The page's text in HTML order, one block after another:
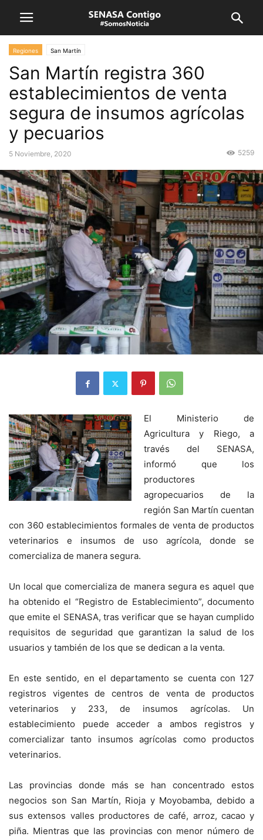
Regiones San Martín
San Martín registra 360
establecimientos de venta
segura de insumos agrícolas
y pecuarios
5 Noviembre, 2020 5259
El Ministerio de
Agricultura y Riego, a
través del SENASA,
informó que los
productores
agropecuarios de la
región San Martín cuentan
con 360 establecimientos formales de venta de productos
veterinarios e insumos de uso agrícola, donde se
comercializa de manera segura.
Un local que comercializa de manera segura es aquel que
ha obtenido el “Registro de Establecimiento”, documento
que emite el SENASA, tras verificar que se hayan cumplido
requisitos de seguridad que garantizan la salud de los
usuarios y también de los que se dedican a la venta.
En este sentido, en el departamento se cuenta con 127
registros vigentes de centros de venta de productos
veterinarios y 233, de insumos agrícolas. Un
establecimiento puede acceder a ambos registros y
comercializar tanto insumos agrícolas como productos
veterinarios.
Las provincias donde más se han concentrado estos
negocios son San Martín, Rioja y Moyobamba, debido a
sus extensos valles productores de café, arroz, cacao y
piña. Mientras que las provincias con menor número de